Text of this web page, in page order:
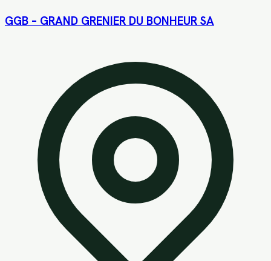
GGB – GRAND GRENIER DU BONHEUR SA